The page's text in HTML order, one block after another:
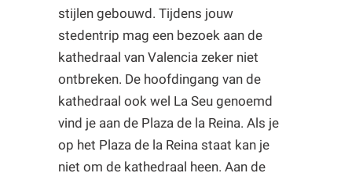
stijlen gebouwd. Tijdens jouw
stedentrip mag een bezoek aan de
kathedraal van Valencia zeker niet
ontbreken. De hoofdingang van de
kathedraal ook wel La Seu genoemd
vind je aan de Plaza de la Reina. Als je
op het Plaza de la Reina staat kan je
niet om de kathedraal heen. Aan de